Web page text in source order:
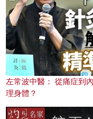
左常波中醫： 從痛症到
理身體？